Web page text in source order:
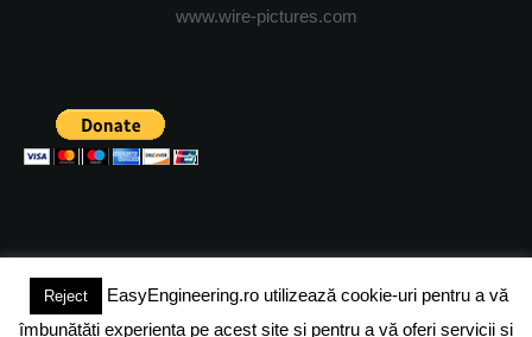
www.wire-pictures.com
(c) 2024 - FineEngineeringMagazine. All rights reserved.
Reject
EasyEngineering.ro utilizează cookie-uri pentru a vă
îmbunătăți experiența pe acest site și pentru a vă oferi servicii și